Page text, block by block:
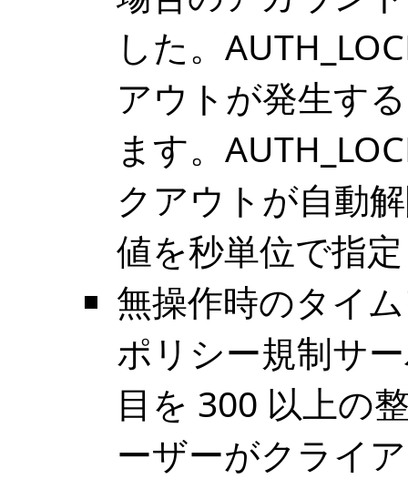
した。
アウトが発生す
ます。
クアウトが自動
値を秒単位で指
無操作時のタイ
ポリシー規制サ
目を 300 以上の
ーザーがクライ